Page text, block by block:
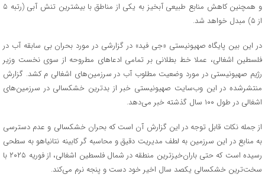
و همچنین کاهش منابع طبیعی آبخیز به یکی از مناطق با بیشترین تنش آبی (رتبه ۵
از ۵) مبدل خواهد شد.
در این بین پایگاه صهیونیستی «جی فید» در گزارشی در مورد بحران بی سابقه آب در
فلسطین اشغالی، عملا خط بطلانی بر تمامی ادعاهای مطروحه از سوی نخست وزیر
رژیم صهیونیستی در مورد وضعیت مطلوب آب در سرزمین‌های اشغالی م‌ کشد. گزارش
منتشرشده در این وب‌سایت صهیونیستی خبر از بدترین خشکسالی در سرزمین‌های
اشغالی در طول ۱۰۰ سال گذشته خبر می‌دهد.
از جمله نکات قابل توجه در این گزارش آن است که بحران خشکسالی و عدم دسترسی
به منابع در این سرزمین به لطف مدیریت دقیق و محاسبه گر کابینه نتانیاهو به سطحی
رسیده است که حتی باران‌خیزترین منطقه در شمال فلسطین اشغالی، از فوریه ۲۰۲۵ با
سخت‌ترین خشکسالی یکصد سال اخیر خود دست و پنجه نرم می‌کند.